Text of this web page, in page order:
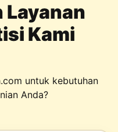
Layanan
Kami
untuk kebutuhan
Anda?